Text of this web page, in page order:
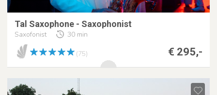
Tal Saxophone - Saxophonist
Saxofonist 30 min
€ 295,-
(75)